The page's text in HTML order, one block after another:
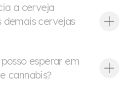
a cerveja
cervejas
esperar em
cannabis?